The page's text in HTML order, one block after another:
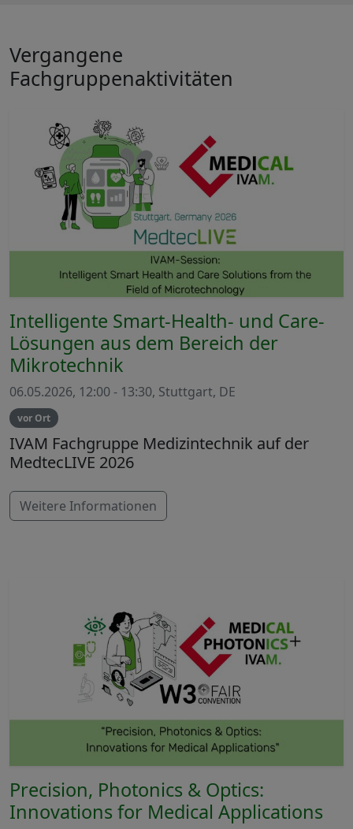
Vergangene
Fachgruppenaktivitäten
Intelligente Smart-Health- und Care-
Lösungen aus dem Bereich der
Mikrotechnik
06.05.2026, 12:00 - 13:30, Stuttgart, DE
vor Ort
IVAM Fachgruppe Medizintechnik auf der
MedtecLIVE 2026
Weitere Informationen
Precision, Photonics & Optics:
Innovations for Medical Applications